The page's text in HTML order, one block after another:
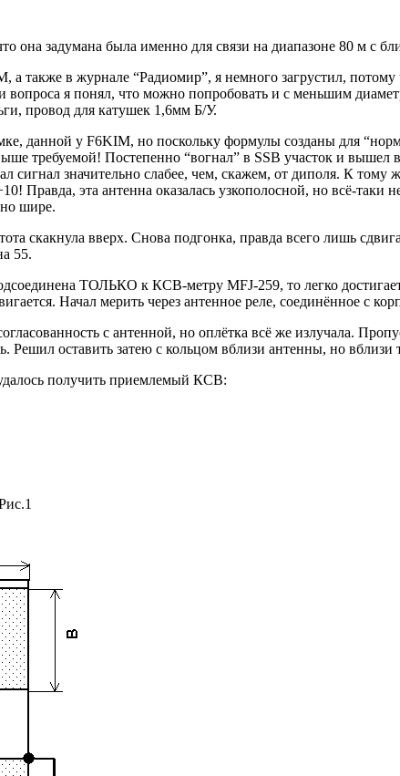
она задумана была именно для связи на диапазоне 80 м
а также в журнале “Радиомир”, я немного загрустил,
вопроса я понял, что можно попробовать и с меньшим
провод для катушек 1,6мм Б/У.
данной у F6KIM, но поскольку формулы созданы для
требуемой! Постепенно “вогнал” в SSB участок и
сигнал значительно слабее, чем, скажем, от диполя. К
Правда, эта антенна оказалась узкополосной, но всё-
шире.
скакнула вверх. Снова подгонка, правда всего лишь
55.
ТОЛЬКО к КСВ-метру MFJ-259, то легко
Начал мерить через антенное реле, соединённое
с антенной, но оплётка всё же излучала.
Решил оставить затею с кольцом вблизи антенны, но вблизи
получить приемлемый КСВ: